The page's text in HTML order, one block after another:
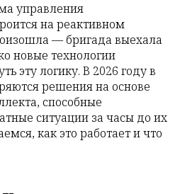
управления
на реактивном
— бригада выехала
новые технологии
эту логику. В 2026 году в
решения на основе
способные
ситуации за часы до их
как это работает и что